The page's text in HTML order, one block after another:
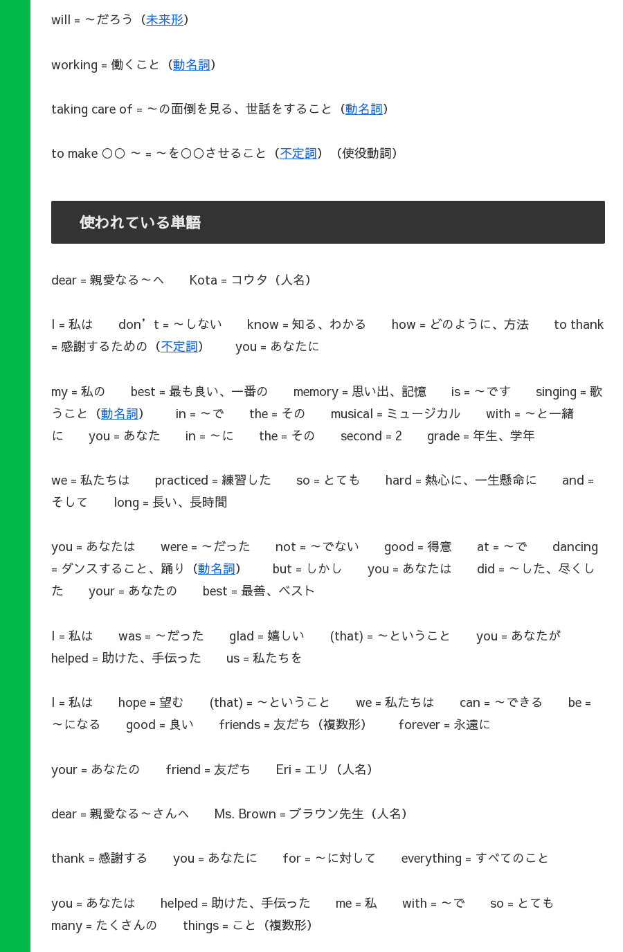
will = ～だろう（未来形）
working = 働くこと（動名詞）
taking care of = ～の面倒を見る、世話をすること（動名詞）
to make ○○ ～ = ～を○○させること（不定詞）（使役動詞）
使われている単語
dear = 親愛なる～へ Kota = コウタ（人名）
I = 私は don’t = ～しない know = 知る、わかる how = どのように、方法 to thank
= 感謝するための（不定詞） you = あなたに
my = 私の best = 最も良い、一番の memory = 思い出、記憶 is = ～です singing = 歌
うこと（動名詞） in = ～で the = その musical = ミュージカル with = ～と一緒
に you = あなた in = ～に the = その second = 2 grade = 年生、学年
we = 私たちは practiced = 練習した so = とても hard = 熱心に、一生懸命に and =
そして long = 長い、長時間
you = あなたは were = ～だった not = ～でない good = 得意 at = ～で dancing
= ダンスすること、踊り（動名詞） but = しかし you = あなたは did = ～した、尽くし
た your = あなたの best = 最善、ベスト
I = 私は was = ～だった glad = 嬉しい (that) = ～ということ you = あなたが
helped = 助けた、手伝った us = 私たちを
I = 私は hope = 望む (that) = ～ということ we = 私たちは can = ～できる be =
～になる good = 良い friends = 友だち（複数形） forever = 永遠に
your = あなたの friend = 友だち Eri = エリ（人名）
dear = 親愛なる～さんへ Ms. Brown = ブラウン先生（人名）
thank = 感謝する you = あなたに for = ～に対して everything = すべてのこと
you = あなたは helped = 助けた、手伝った me = 私 with = ～で so = とても
many = たくさんの things = こと（複数形）